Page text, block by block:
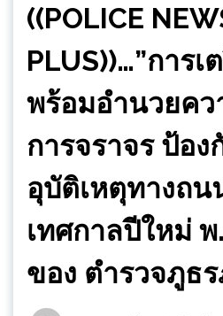
((POLICE
PLUS))…”การ
พร้อมอำนวยคว
การจราจร ป้อ
อุบัติเหตุทางถน
เทศกาลปีใหม่
ของ ตำรวจภูธ